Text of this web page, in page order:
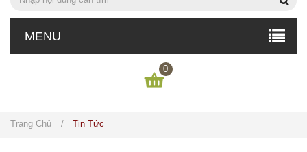
MENU
0
Trang Chủ / Tin Tức